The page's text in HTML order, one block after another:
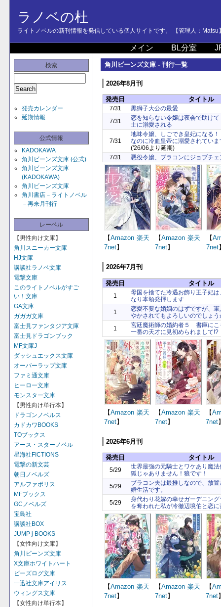
ラノベの杜
ライトノベルの新刊情報を発信している個人サイトです。 【管理人：Matsu
メイン BL分室
検索
発売カレンダー
延期情報
公式情報
KADOKAWA
角川ビーンズ文庫 (公式)
角川ビーンズ文庫
(KADOKAWA)
角川ビーンズ文庫
角川書店－ライトノベル
－再来月刊行
レーベル
【男性向け文庫】
角川スニーカー文庫
HJ文庫
講談社ラノベ文庫
電撃文庫
このライトノベルがすご
い！文庫
GA文庫
ガガガ文庫
富士見ファンタジア文庫
富士見ドラゴンブック
MF文庫J
ダッシュエックス文庫
オーバーラップ文庫
ファミ通文庫
ヒーロー文庫
モンスター文庫
【男性向け単行本】
ドラゴンノベルス
カドカワBOOKS
TOブックス
アース・スターノベル
星海社FICTIONS
電撃の新文芸
朝日ノベルズ
アルファポリス
MFブックス
GCノベルズ
宝島社
講談社BOX
JUMP j BOOKS
【女性向け文庫】
角川ビーンズ文庫
X文庫ホワイトハート
ビーズログ文庫
一迅社文庫アイリス
ウィングス文庫
【女性向け単行本】
角川ビーンズ文庫 - 刊行一覧
2026年8月刊
発売日 タイトル
7/31
黒獅子大公の最愛
7/31
恋を知らない令嬢は夜会で助け
士に溺愛される
7/31
地味令嬢、しごでき皇妃になる
なのに冷血皇帝に溺愛されていま
('26/06より延期)
7/31
悪役令嬢、ブラコンにジョブチ
【Amazon 楽天
7net】
【Amazon 楽天
7net】
【
7net
2026年7月刊
発売日 タイトル
1
母国を捨てた冷遇お飾り王子妃
なり本領発揮します
1
恋愛不要な婚姻のはずですが、
やかされてもよろしいのでしょう
1
宮廷魔術師の婚約者５ 書庫にこ
一番の天才に見初められまして!?
【Amazon 楽天
7net】
【Amazon 楽天
7net】
【
7net
2026年6月刊
発売日 タイトル
5/29
世界最強の元騎士とワケあり魔
狐じゃありません！狼です！
5/29
ブラコン夫は最推しなので、放
婚生活です。
5/29
身代わり花嫁の幸せガーデニン
を奪われた私が冷徹辺境伯と恋
【Amazon 楽天
7net】
【Amazon 楽天
7net】
【
7net